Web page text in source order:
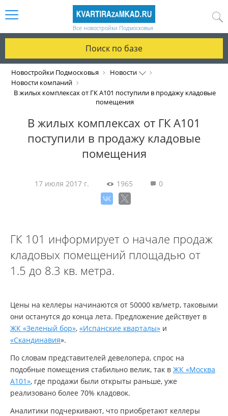
Все новостройки Подмосковья
Поиск по базе
Новостройки Подмосковья
Новости
Новости компаний
В жилых комплексах от ГК А101 поступили в продажу кладовые
помещения
В жилых комплексах от ГК А101
поступили в продажу кладовые
помещения
17 июля 2017 г. 1965 0
ГК 101 информирует о начале продаж
кладовых помещений площадью от
1.5 до 8.3 кв. метра.
Цены на келлеры начинаются от 50000 кв/метр, таковыми
они останутся до конца лета. Предложение действует в
ЖК «Зеленый бор», «Испанские кварталы» и
«Скандинавия».
По словам представителей девелопера, спрос на
подобные помещения стабильно велик, так в ЖК «Москва
А101», где продажи были открыты раньше, уже
реализовано более 70% кладовок.
Аналитики подчеркивают, что приобретают келлеры